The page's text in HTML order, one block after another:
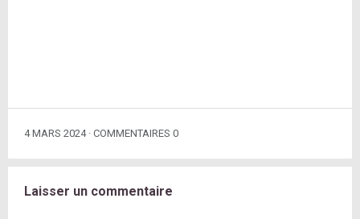
4 MARS 2024 COMMENTAIRES 0
Laisser un commentaire